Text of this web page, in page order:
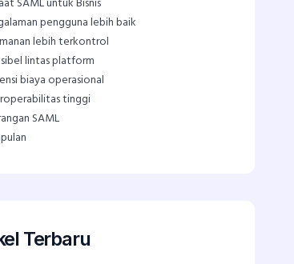
pengguna lebih baik
lebih terkontrol
lintas platform
biaya operasional
tinggi
SAML
Terbaru